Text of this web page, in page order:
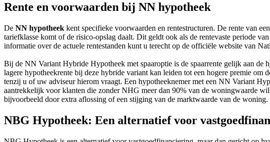
Rente en voorwaarden bij NN hypotheek
De NN hypotheek kent specifieke voorwaarden en rentestructuren. De rente van
tariefklasse komt of de risico-opslag daalt. Dit geldt ook als de rentevaste periode
informatie over de actuele rentestanden kunt u terecht op de officiële website van
Bij de NN Variant Hybride Hypotheek met spaaroptie is de spaarrente gelijk aan de
lagere hypotheekrente bij deze hybride variant kan leiden tot een hogere premie om
tenzij u of uw adviseur hierom vraagt. Een hypotheeknemer met een NN Variant
aantrekkelijk voor klanten die zonder NHG meer dan 90% van de woningwaarde
bijvoorbeeld door extra aflossing of een stijging van de marktwaarde van de woning.
NBG Hypotheek: Een alternatief voor